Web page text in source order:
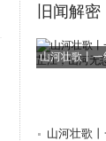
旧闻解密
山河壮歌丨
山河壮歌